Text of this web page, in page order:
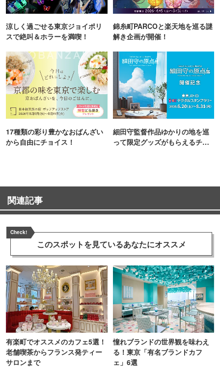
涼しく過ごせる東京ジョイポリ
スで絶叫＆ホラーを満喫！
錦糸町PARCOと楽天地を巡る謎
解き企画が開催！
17種類の彩り豊かなおばんざい
から自由にチョイス！
細田守監督作品ゆかりの地を巡
って限定グッズがもらえるチャ
関連記事
Check!
このスポットを見ているあなたにオススメ
有楽町でオススメのカフェ5選！
老舗喫茶からフランス発ティー
サロンまで
憧れブランドの世界観を味わえ
る！東京「有名ブランドカフ
ェ」6選